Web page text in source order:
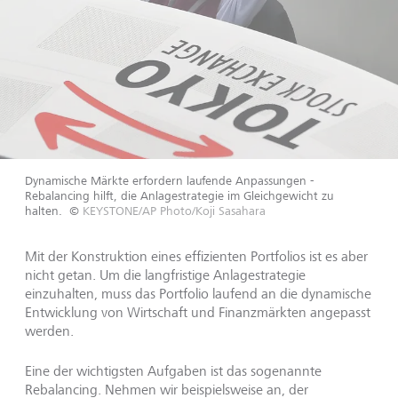
Dynamische Märkte erfordern laufende Anpassungen -
Rebalancing hilft, die Anlagestrategie im Gleichgewicht zu
halten.
© KEYSTONE/AP Photo/Koji Sasahara
Mit der Konstruktion eines effizienten Portfolios ist es aber
nicht getan. Um die langfristige Anlagestrategie
einzuhalten, muss das Portfolio laufend an die dynamische
Entwicklung von Wirtschaft und Finanzmärkten angepasst
werden.
Eine der wichtigsten Aufgaben ist das sogenannte
Rebalancing. Nehmen wir beispielsweise an, der